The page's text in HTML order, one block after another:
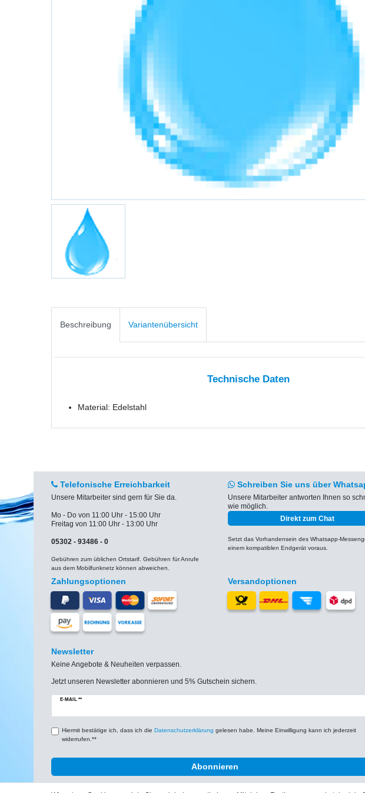
Beschreibung Variantenübersicht
Technische Daten
Material: Edelstahl
Telefonische Erreichbarkeit
Unsere Mitarbeiter sind gern für Sie da.
Mo - Do von 11:00 Uhr - 15:00 Uhr
Freitag von 11:00 Uhr - 13:00 Uhr
05302 - 93486 - 0
Gebühren zum üblichen Ortstarif. Gebühren für Anrufe
aus dem Mobilfunknetz können abweichen.
Schreiben Sie uns über
Unsere Mitarbeiter antworten Ihnen so
wie möglich.
Direkt zum Chat
Setzt das Vorhandensein des Whatsapp-
einem kompatiblen Endgerät voraus.
Zahlungsoptionen Versandoptionen
Newsletter
Keine Angebote & Neuheiten verpassen.
Jetzt unseren Newsletter abonnieren und 5% Gutschein sichern.
E-MAIL **
Newsletter
Hiermit bestätige ich, dass ich die Daten­schutz­erklärung gelesen habe. Meine Einwilligung kann ich jederzeit
widerrufen.**
Abonnieren
** Hierbei handelt es sich um ein